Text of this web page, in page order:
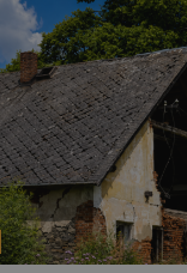
zábavychtivých
někteří z